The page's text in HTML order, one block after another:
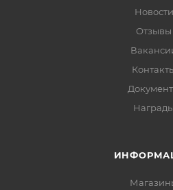
Новости
Отзывы
Награды